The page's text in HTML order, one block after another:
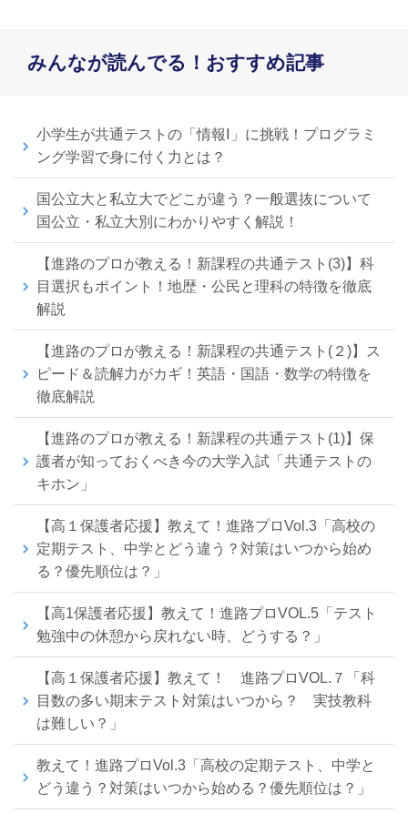
みんなが読んでる！おすすめ記事
小学生が共通テストの「情報Ⅰ」に挑戦！プログラミ
ング学習で身に付く力とは？
国公立大と私立大でどこが違う？一般選抜について
国公立・私立大別にわかりやすく解説！
【進路のプロが教える！新課程の共通テスト(3)】科
目選択もポイント！地歴・公民と理科の特徴を徹底
解説
【進路のプロが教える！新課程の共通テスト(２)】ス
ピード＆読解力がカギ！英語・国語・数学の特徴を
徹底解説
【進路のプロが教える！新課程の共通テスト(1)】保
護者が知っておくべき今の大学入試「共通テストの
キホン」
【高１保護者応援】教えて！進路プロVol.3「高校の
定期テスト、中学とどう違う？対策はいつから始め
る？優先順位は？」
【高1保護者応援】教えて！進路プロVOL.5「テスト
勉強中の休憩から戻れない時、どうする？」
【高１保護者応援】教えて！ 進路プロVOL.７「科
目数の多い期末テスト対策はいつから？ 実技教科
は難しい？」
教えて！進路プロVol.3「高校の定期テスト、中学と
どう違う？対策はいつから始める？優先順位は？」